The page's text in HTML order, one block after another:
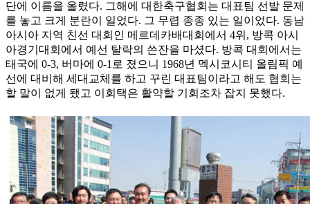
단에 이름을 올렸다. 그해에 대한축구협회는 대표팀 선발 문제
를 놓고 크게 분란이 일었다. 그 무렵 종종 있는 일이었다. 동남
아시아 지역 친선 대회인 메르데카배대회에서 4위, 방콕 아시
아경기대회에서 예선 탈락의 쓴잔을 마셨다. 방콕 대회에서는
태국에 0-3, 버마에 0-1로 졌으니 1968년 멕시코시티 올림픽 예
선에 대비해 세대교체를 하고 꾸린 대표팀이라고 해도 협회는
할 말이 없게 됐고 이회택은 활약할 기회조차 잡지 못했다.